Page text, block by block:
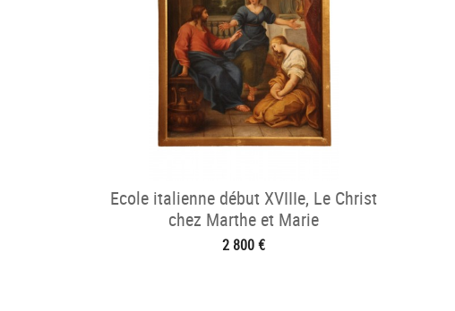
Ecole italienne début XVIIIe, Le Christ
chez Marthe et Marie
2 800 €